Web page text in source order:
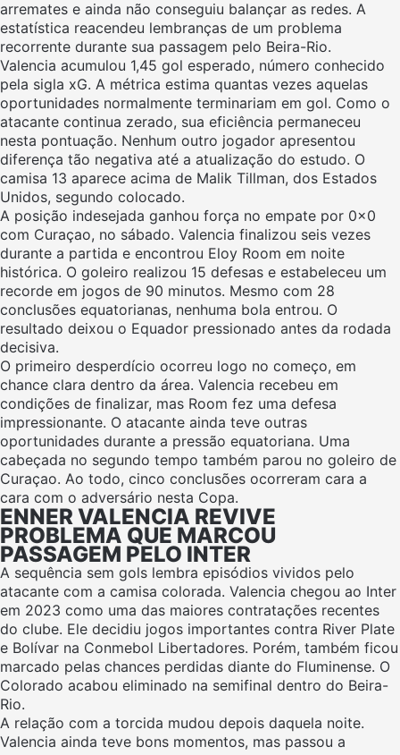
arremates e ainda não conseguiu balançar as redes. A
estatística reacendeu lembranças de um problema
recorrente durante sua passagem pelo Beira-Rio.
Valencia acumulou 1,45 gol esperado, número conhecido
pela sigla xG. A métrica estima quantas vezes aquelas
oportunidades normalmente terminariam em gol. Como o
atacante continua zerado, sua eficiência permaneceu
nesta pontuação. Nenhum outro jogador apresentou
diferença tão negativa até a atualização do estudo. O
camisa 13 aparece acima de Malik Tillman, dos Estados
Unidos, segundo colocado.
A posição indesejada ganhou força no empate por 0x0
com Curaçao, no sábado. Valencia finalizou seis vezes
durante a partida e encontrou Eloy Room em noite
histórica. O goleiro realizou 15 defesas e estabeleceu um
recorde em jogos de 90 minutos. Mesmo com 28
conclusões equatorianas, nenhuma bola entrou. O
resultado deixou o Equador pressionado antes da rodada
decisiva.
O primeiro desperdício ocorreu logo no começo, em
chance clara dentro da área. Valencia recebeu em
condições de finalizar, mas Room fez uma defesa
impressionante. O atacante ainda teve outras
oportunidades durante a pressão equatoriana. Uma
cabeçada no segundo tempo também parou no goleiro de
Curaçao. Ao todo, cinco conclusões ocorreram cara a
cara com o adversário nesta Copa.
ENNER VALENCIA REVIVE
PROBLEMA QUE MARCOU
PASSAGEM PELO INTER
A sequência sem gols lembra episódios vividos pelo
atacante com a camisa colorada. Valencia chegou ao Inter
em 2023 como uma das maiores contratações recentes
do clube. Ele decidiu jogos importantes contra River Plate
e Bolívar na Conmebol Libertadores. Porém, também ficou
marcado pelas chances perdidas diante do Fluminense. O
Colorado acabou eliminado na semifinal dentro do Beira-
Rio.
A relação com a torcida mudou depois daquela noite.
Valencia ainda teve bons momentos, mas passou a